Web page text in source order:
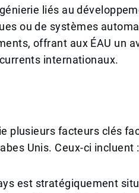
liés au
ou de systèmes
offrant aux ÉAU un
internationaux.
plusieurs facteurs clés
Unis. Ceux-ci incluent :
est stratégiquement